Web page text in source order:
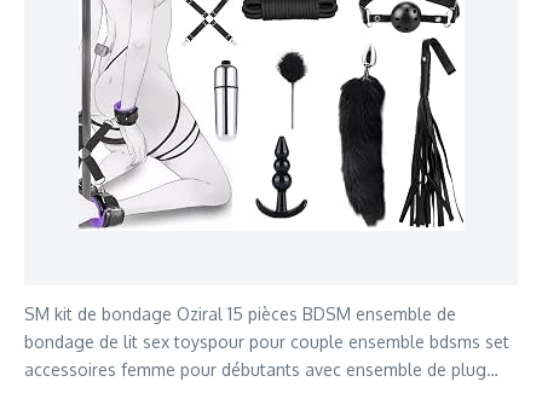
SM kit de bondage Oziral 15 pièces BDSM ensemble de
bondage de lit sex toyspour pour couple ensemble bdsms set
accessoires femme pour débutants avec ensemble de plug